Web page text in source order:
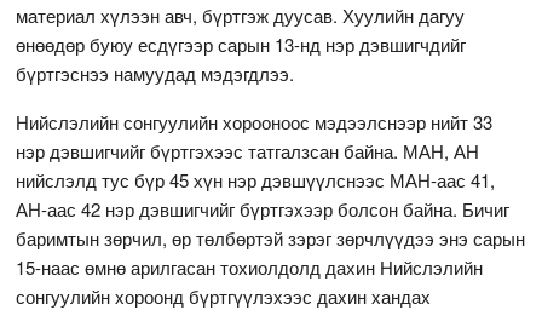
материал хүлээн авч, бүртгэж дуусав. Хуулийн дагуу
өнөөдөр буюу есдүгээр сарын 13-нд нэр дэвшигчдийг
бүртгэснээ намуудад мэдэгдлээ.
Нийслэлийн сонгуулийн хорооноос мэдээлснээр нийт 33
нэр дэвшигчийг бүртгэхээс татгалзсан байна. МАН, АН
нийслэлд тус бүр 45 хүн нэр дэвшүүлснээс МАН-аас 41,
АН-аас 42 нэр дэвшигчийг бүртгэхээр болсон байна. Бичиг
баримтын зөрчил, өр төлбөртэй зэрэг зөрчлүүдээ энэ сарын
15-наас өмнө арилгасан тохиолдолд дахин Нийслэлийн
сонгуулийн хороонд бүртгүүлэхээс дахин хандах